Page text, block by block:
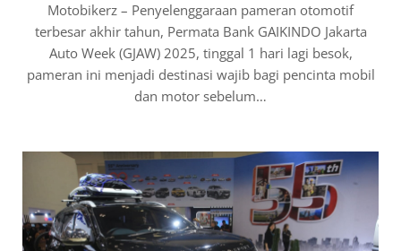
Motobikerz – Penyelenggaraan pameran otomotif
terbesar akhir tahun, Permata Bank GAIKINDO Jakarta
Auto Week (GJAW) 2025, tinggal 1 hari lagi besok,
pameran ini menjadi destinasi wajib bagi pencinta mobil
dan motor sebelum…